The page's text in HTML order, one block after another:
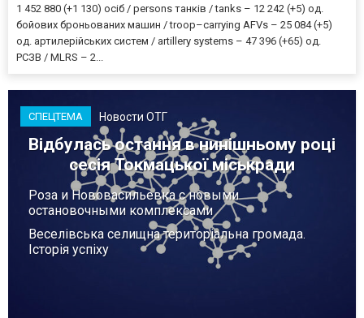
1 452 880 (+1 130) осіб / persons танків / tanks – 12 242 (+5) од.
бойових броньованих машин / troop–carrying AFVs – 25 084 (+5)
од. артилерійських систем / artillery systems – 47 396 (+65) од.
РСЗВ / MLRS – 2...
СПЕЦТЕМА Новости ОТГ
Відбулась остання в нинішньому році
сесія Токмацької міськради
Роза и Нововасильевка с новыми
остановочными комплексами
Веселівська селищна територіальна громада.
Історія успіху